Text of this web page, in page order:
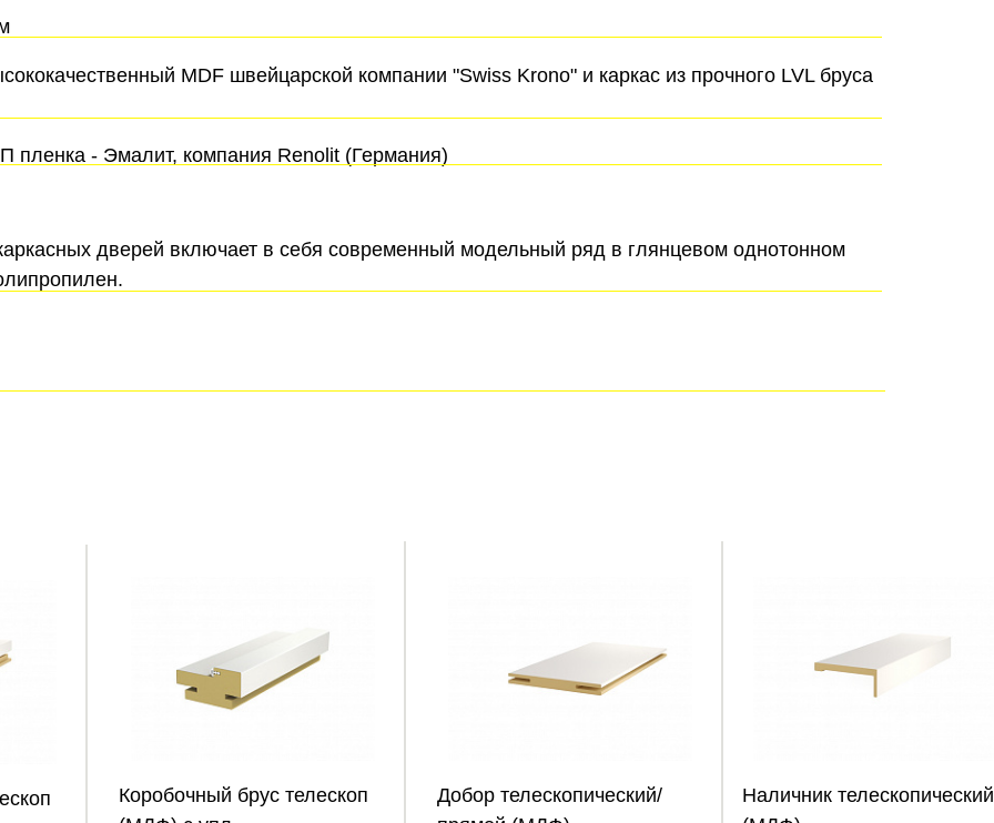
MDF швейцарской компании "Swiss Krono" и каркас из прочного LVL бруса
пленка - Эмалит, компания Renolit (Германия)
дверей включает в себя современный модельный ряд в глянцевом однотонном
Коробочный брус телескоп
Добор телескопический/
Наличник телескопический